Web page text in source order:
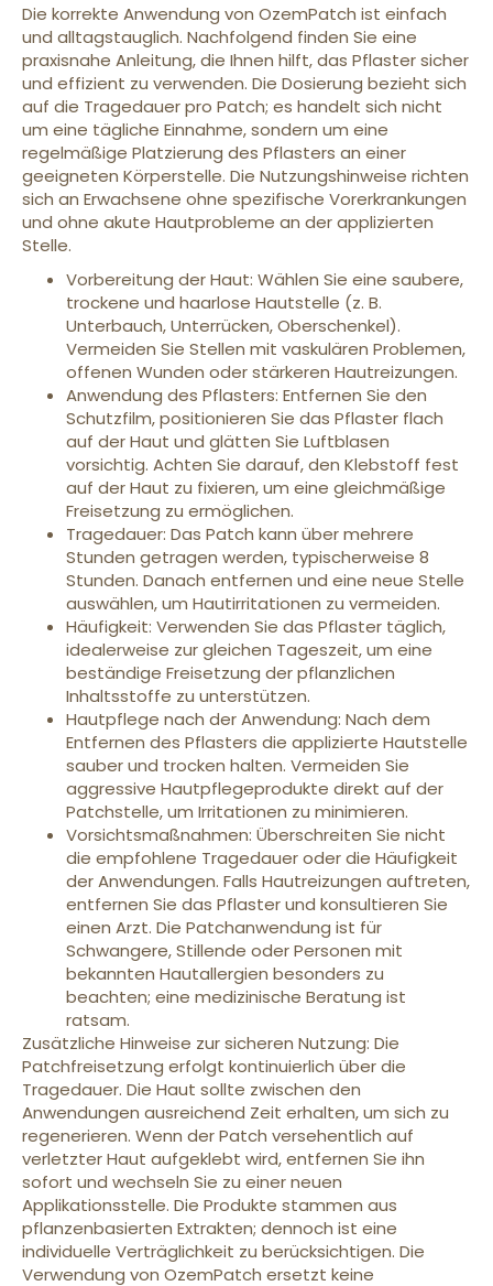
Die korrekte Anwendung von OzemPatch ist einfach
und alltagstauglich. Nachfolgend finden Sie eine
praxisnahe Anleitung, die Ihnen hilft, das Pflaster sicher
und effizient zu verwenden. Die Dosierung bezieht sich
auf die Tragedauer pro Patch; es handelt sich nicht
um eine tägliche Einnahme, sondern um eine
regelmäßige Platzierung des Pflasters an einer
geeigneten Körperstelle. Die Nutzungshinweise richten
sich an Erwachsene ohne spezifische Vorerkrankungen
und ohne akute Hautprobleme an der applizierten
Stelle.
Vorbereitung der Haut: Wählen Sie eine saubere,
trockene und haarlose Hautstelle (z. B.
Unterbauch, Unterrücken, Oberschenkel).
Vermeiden Sie Stellen mit vaskulären Problemen,
offenen Wunden oder stärkeren Hautreizungen.
Anwendung des Pflasters: Entfernen Sie den
Schutzfilm, positionieren Sie das Pflaster flach
auf der Haut und glätten Sie Luftblasen
vorsichtig. Achten Sie darauf, den Klebstoff fest
auf der Haut zu fixieren, um eine gleichmäßige
Freisetzung zu ermöglichen.
Tragedauer: Das Patch kann über mehrere
Stunden getragen werden, typischerweise 8
Stunden. Danach entfernen und eine neue Stelle
auswählen, um Hautirritationen zu vermeiden.
Häufigkeit: Verwenden Sie das Pflaster täglich,
idealerweise zur gleichen Tageszeit, um eine
beständige Freisetzung der pflanzlichen
Inhaltsstoffe zu unterstützen.
Hautpflege nach der Anwendung: Nach dem
Entfernen des Pflasters die applizierte Hautstelle
sauber und trocken halten. Vermeiden Sie
aggressive Hautpflegeprodukte direkt auf der
Patchstelle, um Irritationen zu minimieren.
Vorsichtsmaßnahmen: Überschreiten Sie nicht
die empfohlene Tragedauer oder die Häufigkeit
der Anwendungen. Falls Hautreizungen auftreten,
entfernen Sie das Pflaster und konsultieren Sie
einen Arzt. Die Patchanwendung ist für
Schwangere, Stillende oder Personen mit
bekannten Hautallergien besonders zu
beachten; eine medizinische Beratung ist
ratsam.
Zusätzliche Hinweise zur sicheren Nutzung: Die
Patchfreisetzung erfolgt kontinuierlich über die
Tragedauer. Die Haut sollte zwischen den
Anwendungen ausreichend Zeit erhalten, um sich zu
regenerieren. Wenn der Patch versehentlich auf
verletzter Haut aufgeklebt wird, entfernen Sie ihn
sofort und wechseln Sie zu einer neuen
Applikationsstelle. Die Produkte stammen aus
pflanzenbasierten Extrakten; dennoch ist eine
individuelle Verträglichkeit zu berücksichtigen. Die
Verwendung von OzemPatch ersetzt keine